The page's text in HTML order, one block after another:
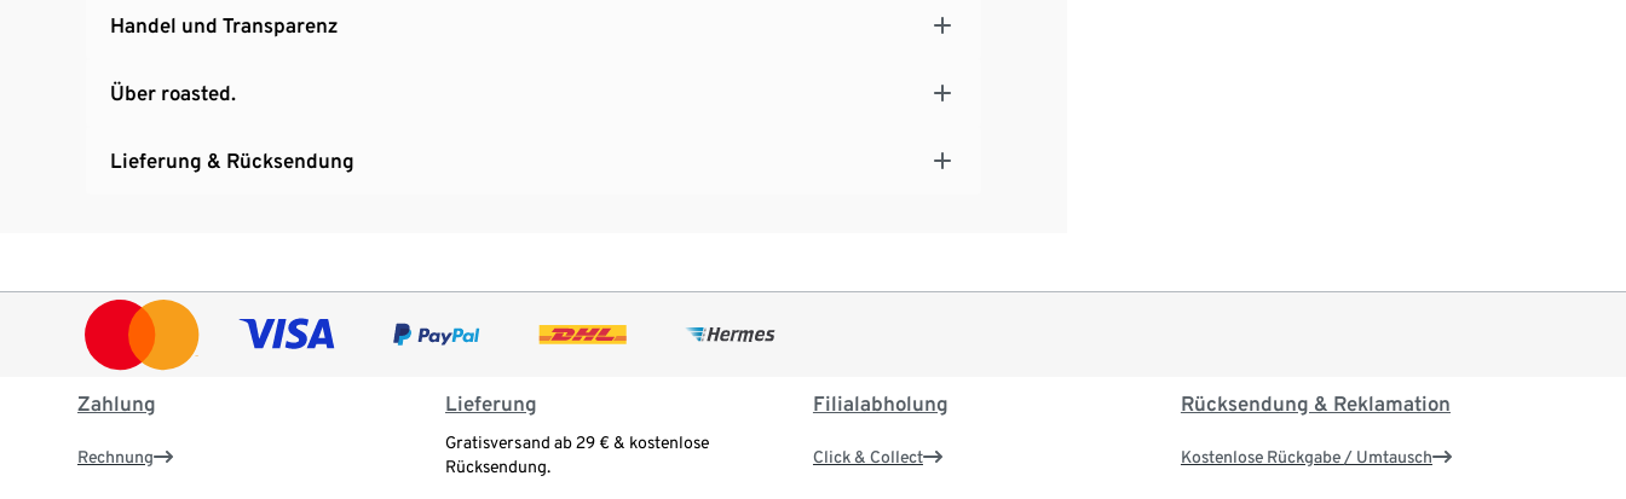
Handel und Transparenz
Über roasted.
Lieferung & Rücksendung
Zahlung
Rechnung
Lieferung
Gratisversand ab 29 € & kostenlose
Rücksendung.
Filialabholung
Click & Collect
Rücksendung & Reklamation
Kostenlose Rückgabe / Umtausch